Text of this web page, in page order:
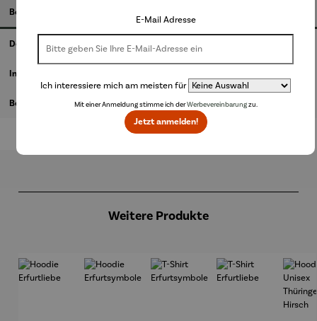
Beschreibung
Details
Informationen zum Hersteller
Bewertungen
Weitere Produkte
E-Mail Adresse
Ich interessiere mich am meisten für
Mit einer Anmeldung stimme ich derWerbevereinbarungzu.
Jetzt anmelden!